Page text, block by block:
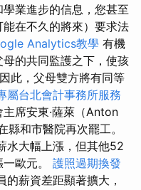
業進步的信息，您甚至
在不久的將來）要求法
Analytics教學 有機
的共同監護之下，使孩
因此，父母雙方將有同等
屬台北會計事務所服務
席安東·薩萊（Anton
縣和市醫院再次罷工。
水大幅上漲，但其他52
歐元。 護照過期換發
薪資差距顯著擴大，